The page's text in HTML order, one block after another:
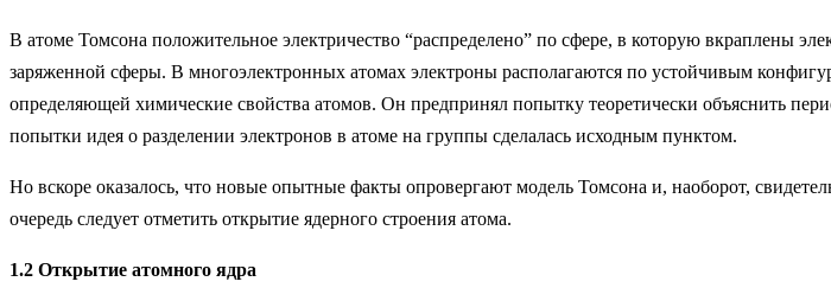
В атоме Томсона положительное электричество “распределено” по сфере, в которую вкраплены
заряженной сферы. В многоэлектронных атомах электроны располагаются по устойчивым
определяющей химические свойства атомов. Он предпринял попытку теоретически объяснить
попытки идея о разделении электронов в атоме на группы сделалась исходным пунктом.
Но вскоре оказалось, что новые опытные факты опровергают модель Томсона и, наоборот,
очередь следует отметить открытие ядерного строения атома.
1.2 Открытие атомного ядра